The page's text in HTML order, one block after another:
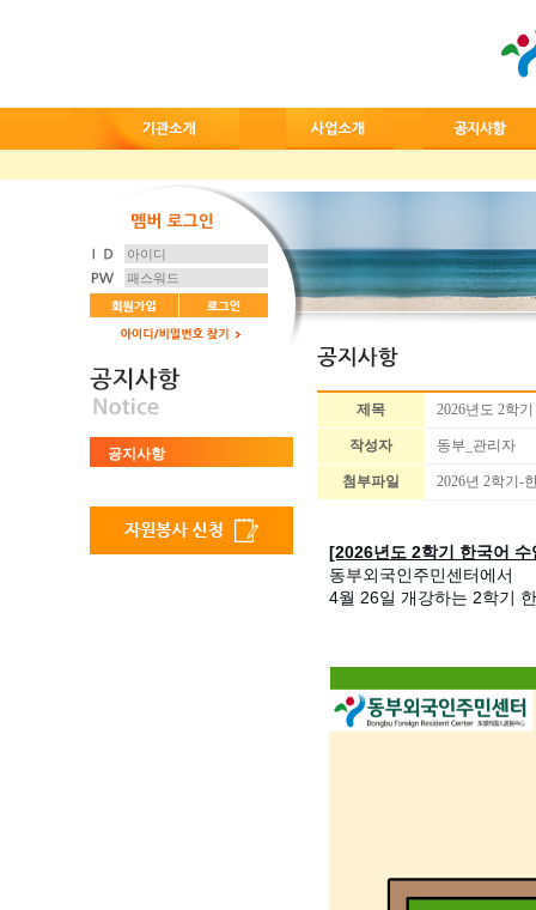
공지사항
제목 2026년도 2학
작성자 동부_관리자
첨부파일 2026년 2학기-
[2026년도 2학기 한국어 수
동부외국인주민센터에서
4월 26일 개강하는 2학기